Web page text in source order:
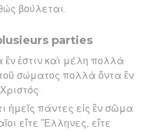
βούλεται.
parties
ἐστιν καὶ μέλη πολλὰ
σώματος πολλὰ ὄντα ἕν
ἡμεῖς πάντες εἰς ἓν σῶμα
εἴτε Ἕλληνες, εἴτε